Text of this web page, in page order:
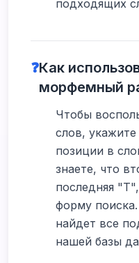
подходящих
❓Как
морфемный
Чтобы
слов,
позиции в
знаете, что
последняя
форму
найдет все
нашей базы